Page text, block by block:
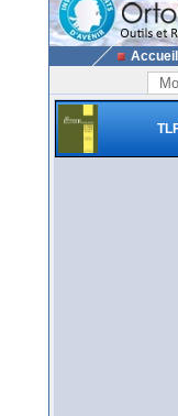
Accueil